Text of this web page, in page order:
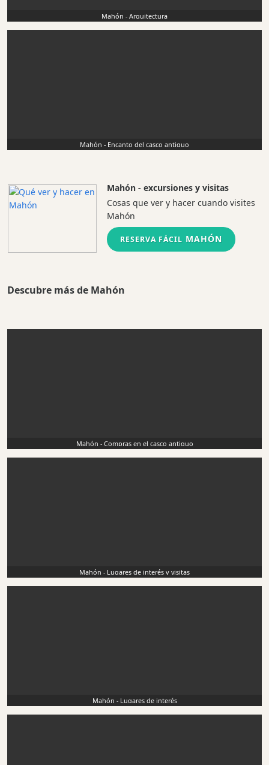
Mahón - Arquitectura
Mahón - Encanto del casco antiguo
Mahón - excursiones y visitas
Cosas que ver y hacer cuando visites
Mahón
RESERVA FÁCIL MAHÓN
Descubre más de Mahón
Mahón - Compras en el casco antiguo
Mahón - Lugares de interés y visitas
Mahón - Lugares de interés